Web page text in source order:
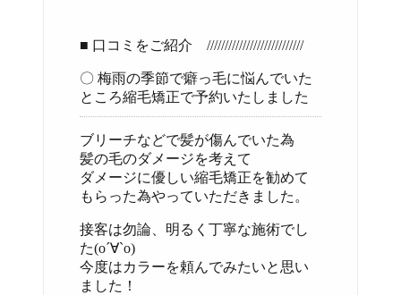
■ 口コミをご紹介 ///////////////////////////
〇 梅雨の季節で癖っ毛に悩んでいた
ところ縮毛矯正で予約いたしました
ブリーチなどで髪が傷んでいた為
髪の毛のダメージを考えて
ダメージに優しい縮毛矯正を勧めて
もらった為やっていただきました。
接客は勿論、明るく丁寧な施術でし
た(о´∀`о)
今度はカラーを頼んでみたいと思い
ました！